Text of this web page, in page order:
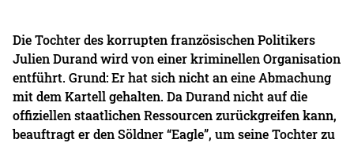
Die Tochter des korrupten französischen Politikers
Julien Durand wird von einer kriminellen Organisation
entführt. Grund: Er hat sich nicht an eine Abmachung
mit dem Kartell gehalten. Da Durand nicht auf die
offiziellen staatlichen Ressourcen zurückgreifen kann,
beauftragt er den Söldner “Eagle”, um seine Tochter zu